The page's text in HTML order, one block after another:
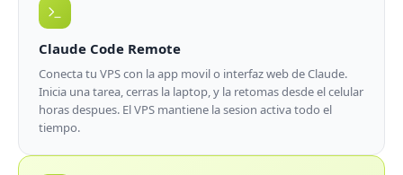
Claude Code Remote
Conecta tu VPS con la app movil o interfaz web de Claude.
Inicia una tarea, cerras la laptop, y la retomas desde el celular
horas despues. El VPS mantiene la sesion activa todo el
tiempo.